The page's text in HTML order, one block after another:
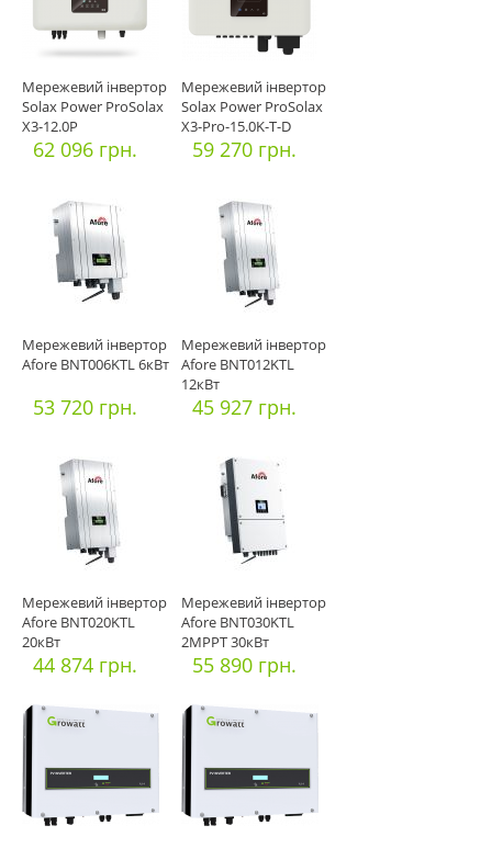
Мережевий інвертор
Solax Power ProSolax
X3-12.0P
62 096 грн.
Мережевий інвертор
Solax Power ProSolax
X3-Pro-15.0K-T-D
59 270 грн.
Мережевий інвертор
Afore BNT006KTL 6кВт
53 720 грн.
Мережевий інвертор
Afore BNT012KTL
12кВт
45 927 грн.
Мережевий інвертор
Afore BNT020KTL
20кВт
44 874 грн.
Мережевий інвертор
Afore BNT030KTL
2MPPT 30кВт
55 890 грн.